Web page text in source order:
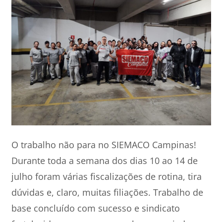
O trabalho não para no SIEMACO Campinas!
Durante toda a semana dos dias 10 ao 14 de
julho foram várias fiscalizações de rotina, tira
dúvidas e, claro, muitas filiações. Trabalho de
base concluído com sucesso e sindicato